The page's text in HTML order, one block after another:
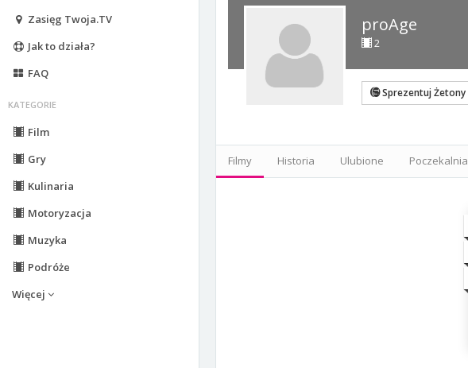
Zasięg Twoja.TV
Jak to działa?
FAQ
KATEGORIE
Film
Gry
Kulinaria
Motoryzacja
Muzyka
Podróże
Więcej
proAge
2
Sprezentuj Żetony
Filmy Historia Ulubione Poczekalnia